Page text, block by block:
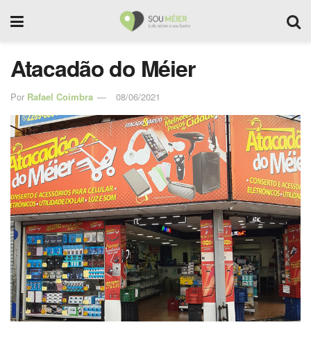
Atacadão do Méier
Por Rafael Coimbra 08/06/2021